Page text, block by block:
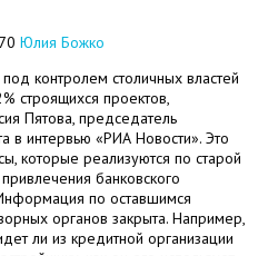
Юлия Божко
контролем столичных властей
строящихся проектов,
Пятова, председатель
в интервью «РИА Новости». Это
которые реализуются по старой
банковского
по оставшимся
органов закрыта. Например,
ли из кредитной организации